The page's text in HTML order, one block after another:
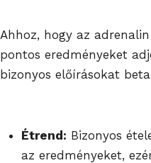
Ahhoz, hogy az
pontos eredményeket
bizonyos előírásokat
Étrend: Bizonyos
az eredményeket,